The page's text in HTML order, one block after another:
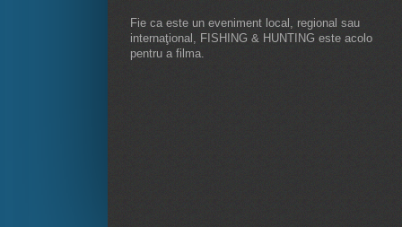
Fie ca este un eveniment local, regional sau
internaţional, FISHING & HUNTING este acolo
pentru a filma.